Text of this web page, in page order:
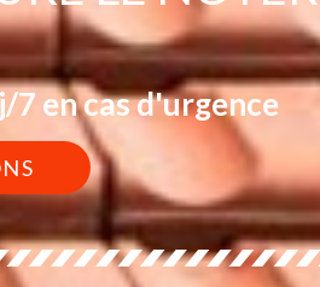
en cas d'urgence